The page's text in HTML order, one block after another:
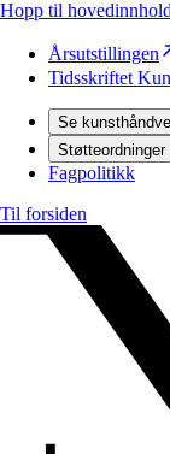
Hopp til hovedinnhold
Årsutstillingen
Tidsskriftet
Se
Støtteordninger
Fagpolitikk
Til forsiden